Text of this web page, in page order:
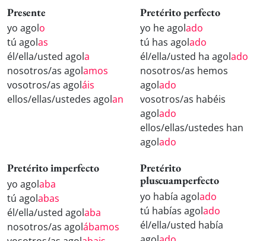
Presente
yo agolo
tú agolas
él/ella/usted agola
nosotros/as agolamos
vosotros/as agoláis
ellos/ellas/ustedes agolan
Pretérito perfecto
yo he agolado
tú has agolado
él/ella/usted ha agolado
nosotros/as hemos
agolado
vosotros/as habéis
agolado
ellos/ellas/ustedes han
agolado
Pretérito imperfecto
yo agolaba
tú agolabas
él/ella/usted agolaba
nosotros/as agolábamos
Pretérito
pluscuamperfecto
yo había agolado
tú habías agolado
él/ella/usted había